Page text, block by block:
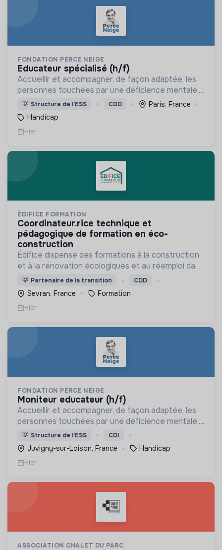
FONDATION PERCE NEIGE
educateur spécialisé (h/f)
Accueillir et accompagner, de façon adaptée, les
personnes touchées par une déficience mentale,
un handicap physique ou psychique
💡 Structure de l’ESS CDD
Paris, France
Handicap
Hier
ÉDIFICE FORMATION
coordinateur.rice technique et
pédagogique de formation en éco-
construction
Édifice dispense des formations à la construction
et à la rénovation écologiques et au réemploi dans
le bâtiment. Nos formations s'adressent à des
personnes en activité et des demandeurs
d'emploi.
💡 Partenaire de la transition CDD
Sevran, France Formation
Hier
FONDATION PERCE NEIGE
moniteur educateur (h/f)
Accueillir et accompagner, de façon adaptée, les
personnes touchées par une déficience mentale,
un handicap physique ou psychique
💡 Structure de l’ESS CDI
Juvigny-sur-Loison, France Handicap
Hier
ASSOCIATION CHALET DU PARC